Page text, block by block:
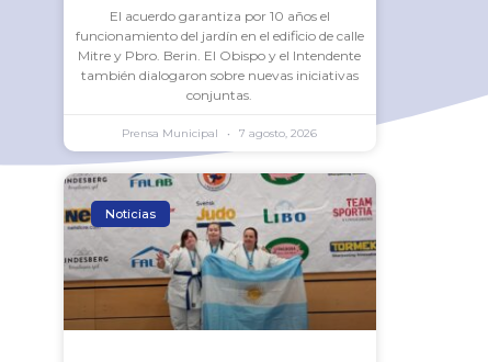
El acuerdo garantiza por 10 años el
funcionamiento del jardín en el edificio de calle
Mitre y Pbro. Berin. El Obispo y el Intendente
también dialogaron sobre nuevas iniciativas
conjuntas.
Prensa Municipal 7 agosto, 2026
Noticias